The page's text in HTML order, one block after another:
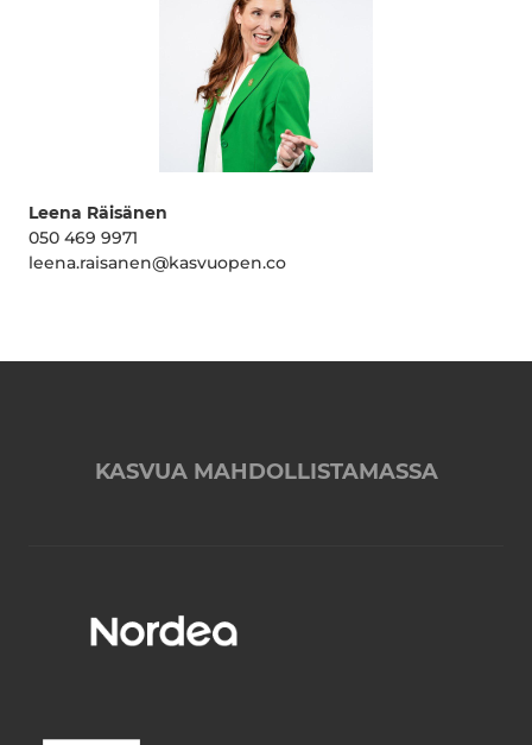
Leena Räisänen
050 469 9971
leena.raisanen@kasvuopen.co
KASVUA MAHDOLLISTAMASSA